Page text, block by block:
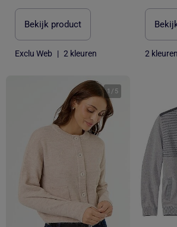
Bekijk product
Exclu Web | 2 kleuren 2 kleuren
1 / 5